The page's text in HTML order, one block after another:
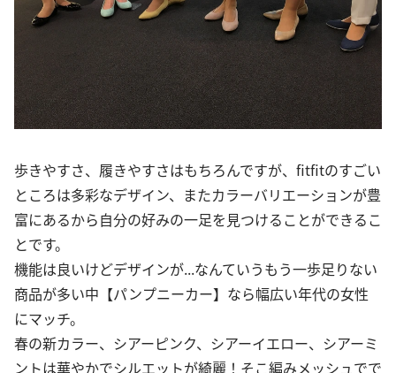
歩きやすさ、履きやすさはもちろんですが、fitfitのすごい
ところは多彩なデザイン、またカラーバリエーションが豊
富にあるから自分の好みの一足を見つけることができるこ
とです。
機能は良いけどデザインが...なんていうもう一歩足りない
商品が多い中【パンプニーカー】なら幅広い年代の女性
にマッチ。
春の新カラー、シアーピンク、シアーイエロー、シアーミ
ントは華やかでシルエットが綺麗！そこ編みメッシュでで